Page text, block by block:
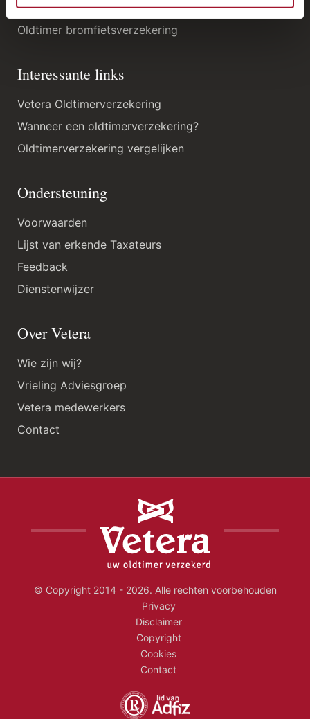
Oldtimer motorverzekering
Oldtimer bromfietsverzekering
Interessante links
Vetera Oldtimerverzekering
Wanneer een oldtimerverzekering?
Oldtimerverzekering vergelijken
Ondersteuning
Voorwaarden
Lijst van erkende Taxateurs
Feedback
Dienstenwijzer
Over Vetera
Wie zijn wij?
Vrieling Adviesgroep
Vetera medewerkers
Contact
© Copyright 2014 - 2026. Alle rechten voorbehouden
Privacy
Disclaimer
Copyright
Cookies
Contact